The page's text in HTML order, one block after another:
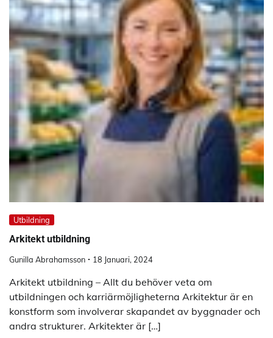
Utbildning
Arkitekt utbildning
Gunilla Abrahamsson 18 Januari, 2024
Arkitekt utbildning – Allt du behöver veta om
utbildningen och karriärmöjligheterna Arkitektur är en
konstform som involverar skapandet av byggnader och
andra strukturer. Arkitekter är […]